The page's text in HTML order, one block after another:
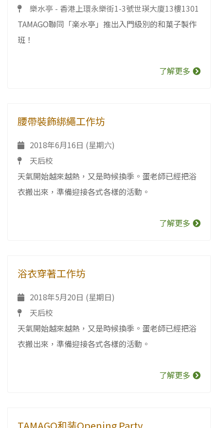
樂水亭 - 香港上環永樂街1-3號世瑛大廈13樓1301
TAMAGO聯同「楽水亭」推出入門級別的和菓子製作
班！
了解更多
腰帶裝飾綁繩工作坊
2018年6月16日 (星期六)
天后校
天氣開始越來越熱，又是時候換季。蛋老師已經把浴
衣搬出來，準備迎接各式各樣的活動。
了解更多
浴衣穿著工作坊
2018年5月20日 (星期日)
天后校
天氣開始越來越熱，又是時候換季。蛋老師已經把浴
衣搬出來，準備迎接各式各樣的活動。
了解更多